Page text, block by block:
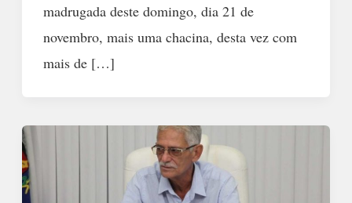
madrugada deste domingo, dia 21 de
novembro, mais uma chacina, desta vez com
mais de […]